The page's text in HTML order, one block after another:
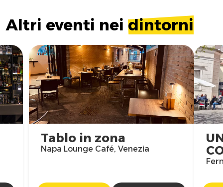
Altri eventi nei dintorni
Tablo in zona
Napa Lounge Café, Venezia